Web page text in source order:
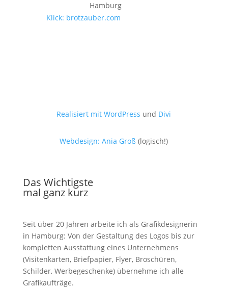
Klick: brotzauber.com
Realisiert mit WordPress und Divi
Webdesign: Ania Groß (logisch!)
Das Wichtigste
mal ganz kurz
Seit über 20 Jahren arbeite ich als Grafik­designerin
in Hamburg: Von der Gestaltung des Logos bis zur
kompletten Ausstattung eines Unternehmens
(Visitenkarten, Briefpapier, Flyer, Broschüren,
Schilder, Werbegeschenke) übernehme ich alle
Grafikaufträge.